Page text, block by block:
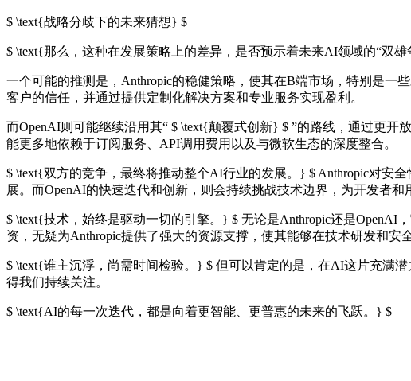
$ \text{战略分歧下的未来猜想} $
$ \text{那么，这种在发展策略上的差异，是否预示着未来AI领域的“双
一个可能的推测是，Anthropic的稳健策略，使其在B端市场，特别是一
客户的信任，并通过提供定制化解决方案和专业服务实现盈利。
而OpenAI则可能继续沿用其“ $ \text{颠覆式创新} $ ”的路线，通过更
能更多地依赖于订阅服务、API调用费用以及与微软生态的深度整合。
$ \text{双方的竞争，最终将推动整个AI行业的发展。} $ Anthropic对安
展。而OpenAI的快速迭代和创新，则会持续挑战技术边界，为开发者和
$ \text{技术，始终是驱动一切的引擎。} $ 无论是Anthropic还是
资，无疑为Anthropic提供了强大的资源支撑，使其能够在技术研发和
$ \text{谁主沉浮，尚需时间检验。} $ 但可以肯定的是，在AI这片充满
得我们持续关注。
$ \text{AI的每一次迭代，都是向着更智能、更普惠的未来的飞跃。} $